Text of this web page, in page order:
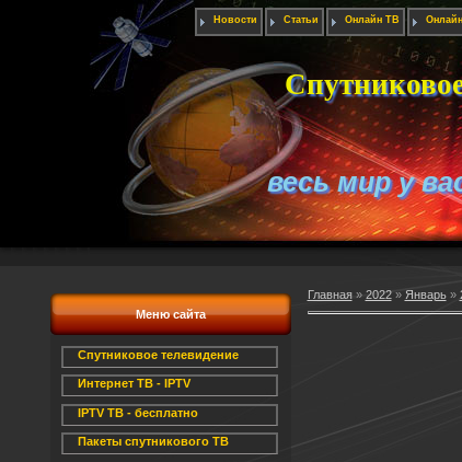
Новости Статьи Онлайн ТВ
весь мир у
Меню сайта
Спутниковое телевидение
Интернет ТВ - IPTV
IPTV ТВ - бесплатно
Пакеты спутникового ТВ
Главная» 2022 » Январь »